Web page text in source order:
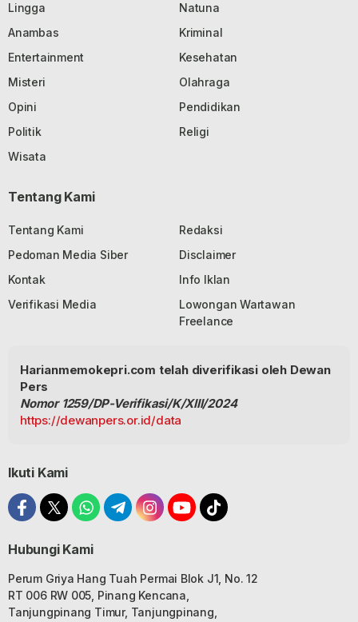
Lingga
Natuna
Anambas
Kriminal
Entertainment
Kesehatan
Misteri
Olahraga
Opini
Pendidikan
Politik
Religi
Wisata
Tentang Kami
Tentang Kami
Redaksi
Pedoman Media Siber
Disclaimer
Kontak
Info Iklan
Verifikasi Media
Lowongan Wartawan
Freelance
Harianmemokepri.com telah diverifikasi oleh Dewan
Pers
Nomor 1259/DP-Verifikasi/K/XIII/2024
https://dewanpers.or.id/data
Ikuti Kami
Hubungi Kami
Perum Griya Hang Tuah Permai Blok J1, No. 12
RT 006 RW 005, Pinang Kencana,
Tanjungpinang Timur, Tanjungpinang,